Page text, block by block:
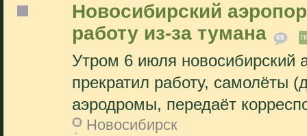
Новосибирский
работу из-за тумана
69
Утром 6 июля новосибирский
прекратил работу, самолёты
аэродромы, передаёт
Новосибирск